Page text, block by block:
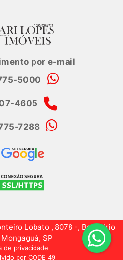
por e-mail
5000
4605
7288
Lobato , 8078 -, Balneário
SP
de privacidade
por CODE 49